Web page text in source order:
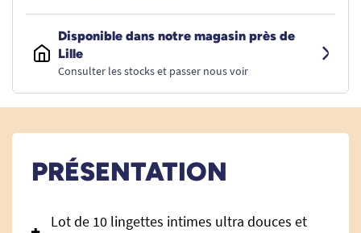
Disponible dans notre magasin près de
Lille
Consulter les stocks et passer nous voir
PRÉSENTATION
Lot de 10 lingettes intimes ultra douces et